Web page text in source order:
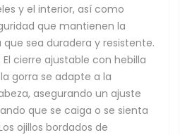
y el interior, así como
que mantienen la
sea duradera y resistente.
El cierre ajustable con hebilla
gorra se adapte a la
asegurando un ajuste
que se caiga o se sienta
ojillos bordados de